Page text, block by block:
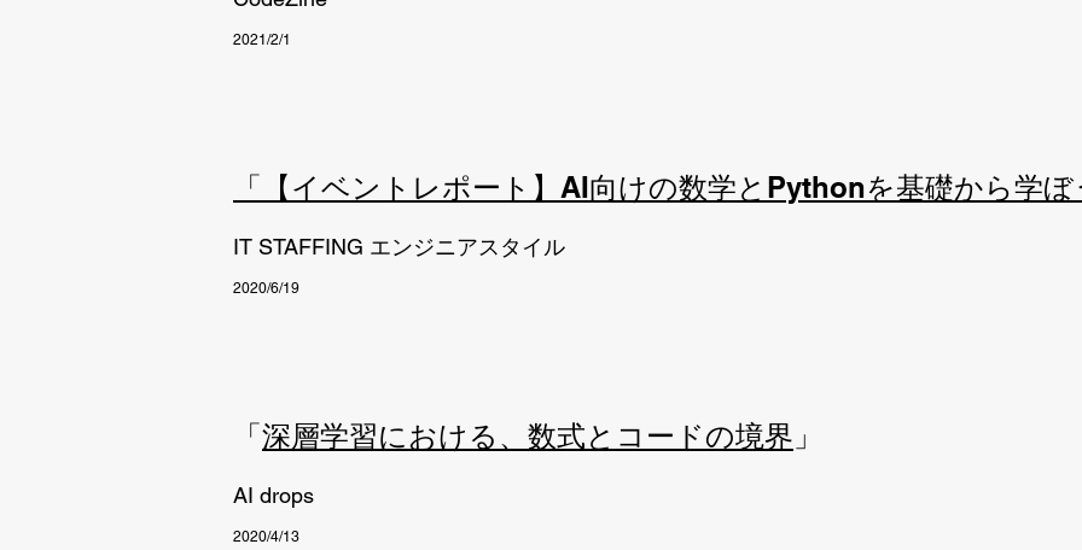
2021/2/1
「【イベントレポート】AI向けの数学とPythonを基礎から学ぼ
IT STAFFING エンジニアスタイル
2020/6/19
「深層学習における、数式とコードの境界 」
AI drops
2020/4/13